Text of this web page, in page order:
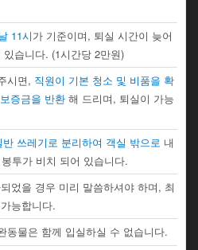
11시가 기준이며, 퇴실 시간이 늦어
습니다. (1시간당 2만원)
시면, 직원이 기본 청소 및 비품을 확
증금을 반환해 드리며, 퇴실이 가능
쓰레기로 분리하여 객실 밖으로 내
투가 비치 되어 있습니다.
었을 경우 미리 말씀하셔야 하며, 최
능합니다.
동물은 함께 입실하실 수 없습니다.